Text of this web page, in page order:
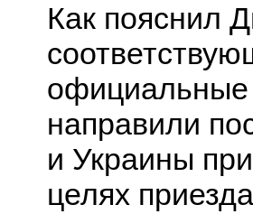
Как пояснил
официальные
направили
и Украины
целях